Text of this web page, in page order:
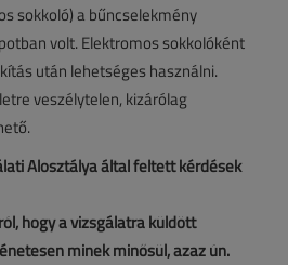
sokkoló) a bűncselekmény
volt. Elektromos sokkolóként
után lehetséges használni.
veszélytelen, kizárólag
Alosztálya által feltett kérdések
hogy a vizsgálatra küldött
minek minősül, azaz ún.